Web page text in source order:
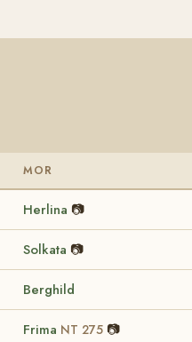
MOR
Herlina 📷
Solkata 📷
Berghild
Frima NT 275 📷